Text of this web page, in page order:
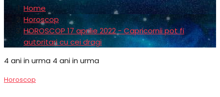
Home
Horoscop
HOROSCOP 17 aprilie 2022 - Capricornii pot fi
autoritari cu cei dragi
4 ani in urma 4 ani in urma
Horoscop